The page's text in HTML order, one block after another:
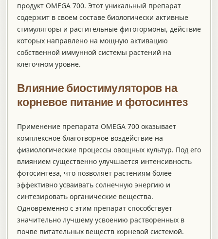
продукт OMEGA 700. Этот уникальный препарат
содержит в своем составе биологически активные
стимуляторы и растительные фитогормоны, действие
которых направлено на мощную активацию
собственной иммунной системы растений на
клеточном уровне.
Влияние биостимуляторов на
корневое питание и фотосинтез
Применение препарата OMEGA 700 оказывает
комплексное благотворное воздействие на
физиологические процессы овощных культур. Под его
влиянием существенно улучшается интенсивность
фотосинтеза, что позволяет растениям более
эффективно усваивать солнечную энергию и
синтезировать органические вещества.
Одновременно с этим препарат способствует
значительно лучшему усвоению растворенных в
почве питательных веществ корневой системой.